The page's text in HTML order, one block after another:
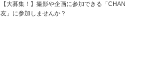
【大募集！】撮影や企画に参加できる「CHAN
友」に参加しませんか？